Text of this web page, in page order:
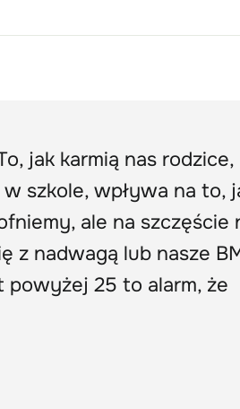
jak karmią nas rodzice,
szkole, wpływa na to,
ale na szczęście
z nadwagą lub nasze
powyżej 25 to alarm, że